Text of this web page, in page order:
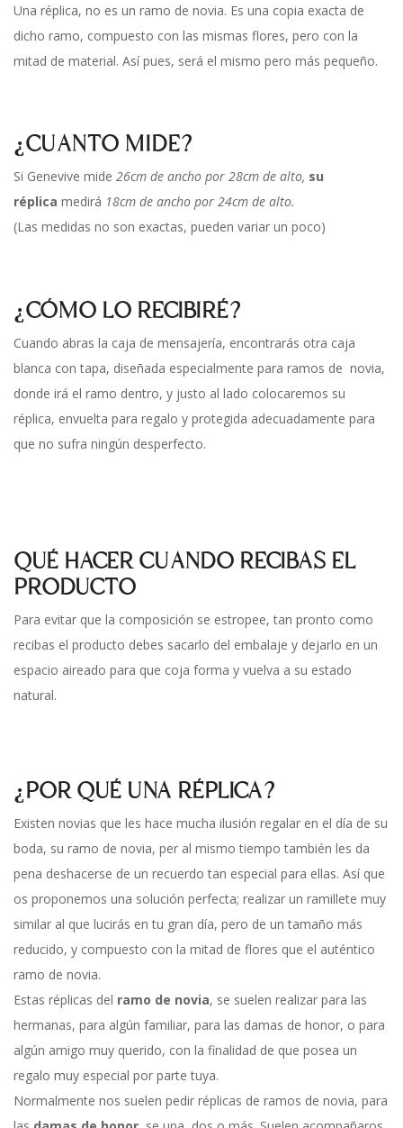
Una réplica, no es un ramo de novia. Es una copia exacta de
dicho ramo, compuesto con las mismas flores, pero con la
mitad de material. Así pues, será el mismo pero más pequeño.
¿CUANTO MIDE?
Si Genevive mide 26cm de ancho por 28cm de alto, su
réplica medirá 18cm de ancho por 24cm de alto.
(Las medidas no son exactas, pueden variar un poco)
¿CÓMO LO RECIBIRÉ?
Cuando abras la caja de mensajería, encontrarás otra caja
blanca con tapa, diseñada especialmente para ramos de novia,
donde irá el ramo dentro, y justo al lado colocaremos su
réplica, envuelta para regalo y protegida adecuadamente para
que no sufra ningún desperfecto.
QUÉ HACER CUANDO RECIBAS EL
PRODUCTO
Para evitar que la composición se estropee, tan pronto como
recibas el producto debes sacarlo del embalaje y dejarlo en un
espacio aireado para que coja forma y vuelva a su estado
natural.
¿POR QUÉ UNA RÉPLICA?
Existen novias que les hace mucha ilusión regalar en el día de su
boda, su ramo de novia, per al mismo tiempo también les da
pena deshacerse de un recuerdo tan especial para ellas. Así que
os proponemos una solución perfecta; realizar un ramillete muy
similar al que lucirás en tu gran día, pero de un tamaño más
reducido, y compuesto con la mitad de flores que el auténtico
ramo de novia.
Estas réplicas del ramo de novia, se suelen realizar para las
hermanas, para algún familiar, para las damas de honor, o para
algún amigo muy querido, con la finalidad de que posea un
regalo muy especial por parte tuya.
Normalmente nos suelen pedir réplicas de ramos de novia, para